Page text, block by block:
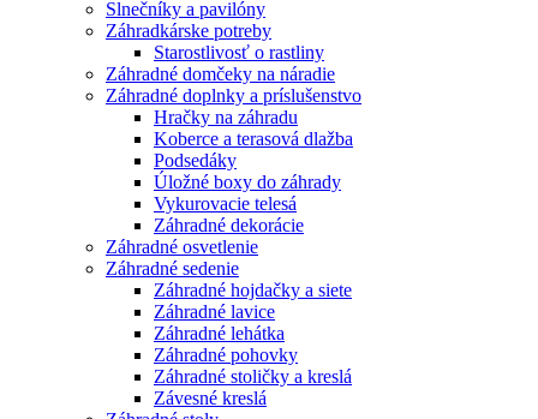
Slnečníky a pavilóny
Záhradkárske potreby
Starostlivosť o rastliny
Záhradné domčeky na náradie
Záhradné doplnky a príslušenstvo
Hračky na záhradu
Koberce a terasová dlažba
Podsedáky
Úložné boxy do záhrady
Vykurovacie telesá
Záhradné dekorácie
Záhradné osvetlenie
Záhradné sedenie
Záhradné hojdačky a siete
Záhradné lavice
Záhradné lehátka
Záhradné pohovky
Záhradné stoličky a kreslá
Závesné kreslá